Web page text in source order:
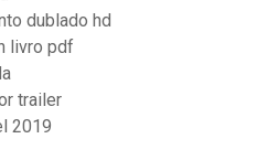
dublado hd
livro pdf
trailer
2019